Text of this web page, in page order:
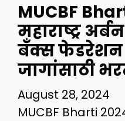
MUCBF
महाराष्ट्र
बँक्स फेडरेशन
जागांसाठी
August 28, 2024
MUCBF Bharti